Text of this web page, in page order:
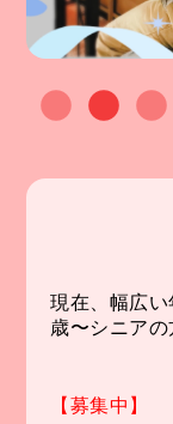
現在、幅広
歳〜シニア
【募集中】